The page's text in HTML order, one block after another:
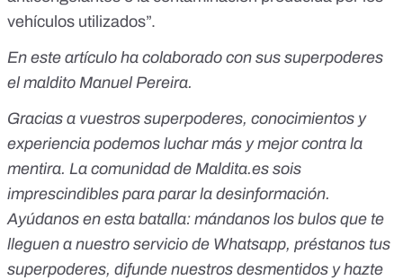
vehículos utilizados”.
En este artículo ha colaborado con sus superpoderes
el maldito Manuel Pereira.
Gracias a vuestros superpoderes, conocimientos y
experiencia podemos luchar más y mejor contra la
mentira. La comunidad de Maldita.es sois
imprescindibles para parar la desinformación.
Ayúdanos en esta batalla: mándanos los bulos que te
lleguen a nuestro servicio de Whatsapp, préstanos tus
superpoderes, difunde nuestros desmentidos yhazte